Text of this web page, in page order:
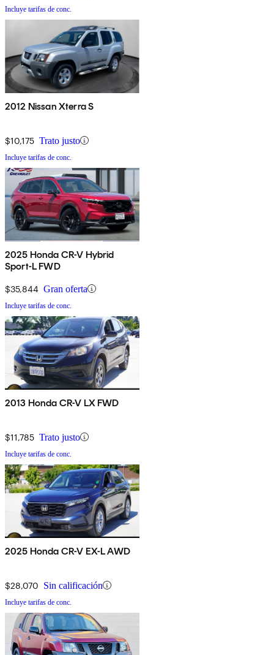
Incluye tarifas de conc.
2012 Nissan Xterra S
$10,175 Trato justo
Incluye tarifas de conc.
2025 Honda CR-V Hybrid
Sport-L FWD
$35,844 Gran oferta
Incluye tarifas de conc.
2013 Honda CR-V LX FWD
$11,785 Trato justo
Incluye tarifas de conc.
2025 Honda CR-V EX-L AWD
$28,070 Sin calificación
Incluye tarifas de conc.